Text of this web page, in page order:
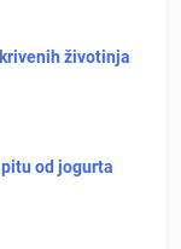
životinja
od jogurta